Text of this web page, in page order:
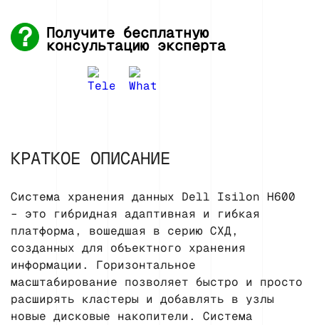
Получите бесплатную
консультацию эксперта
КРАТКОЕ ОПИСАНИЕ
Система хранения данных Dell Isilon H600
– это гибридная адаптивная и гибкая
платформа, вошедшая в серию СХД,
созданных для объектного хранения
информации. Горизонтальное
масштабирование позволяет быстро и просто
расширять кластеры и добавлять в узлы
новые дисковые накопители. Система